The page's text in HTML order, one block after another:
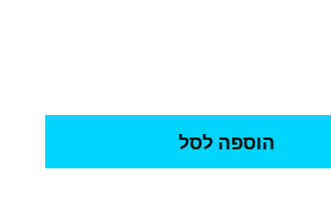
הוספה לסל